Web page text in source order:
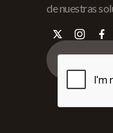
de nuestras